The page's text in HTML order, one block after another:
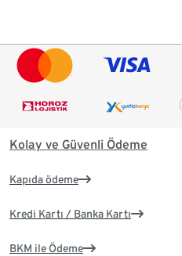
Kolay ve Güvenli Ödeme
Kapıda ödeme
Kredi Kartı / Banka Kartı
BKM ile Ödeme